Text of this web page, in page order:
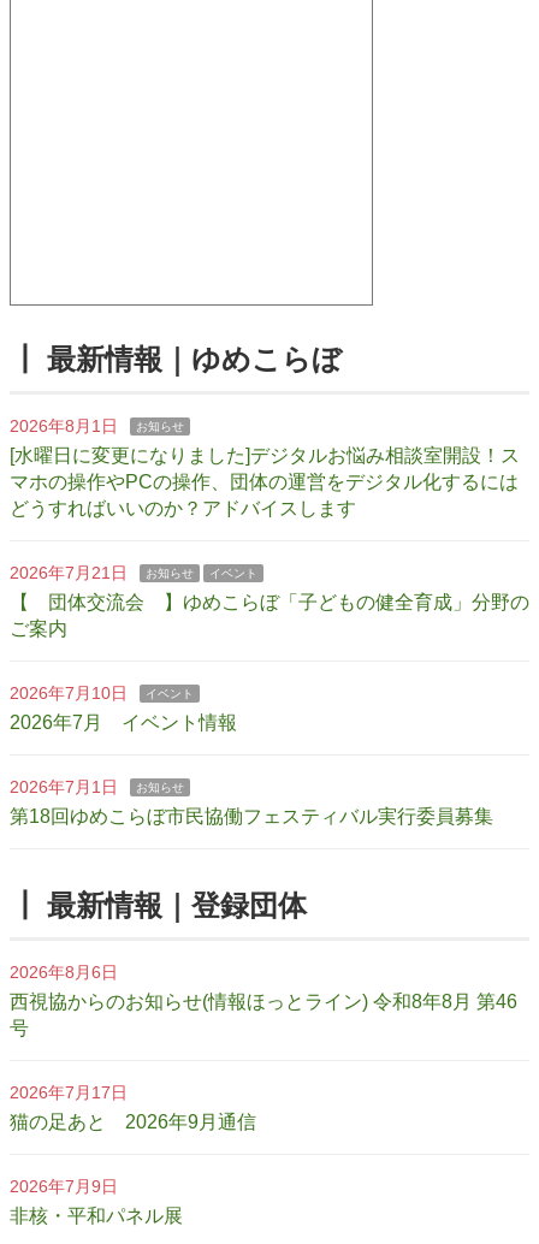
┃ 最新情報｜ゆめこらぼ
2026年8月1日 お知らせ
[水曜日に変更になりました]デジタルお悩み相談室開設！ス
マホの操作やPCの操作、団体の運営をデジタル化するには
どうすればいいのか？アドバイスします
2026年7月21日 お知らせ イベント
【 団体交流会 】ゆめこらぼ「子どもの健全育成」分野の
ご案内
2026年7月10日 イベント
2026年7月 イベント情報
2026年7月1日 お知らせ
第18回ゆめこらぼ市民協働フェスティバル実行委員募集
┃ 最新情報｜登録団体
2026年8月6日
西視協からのお知らせ(情報ほっとライン) 令和8年8月 第46
号
2026年7月17日
猫の足あと 2026年9月通信
2026年7月9日
非核・平和パネル展